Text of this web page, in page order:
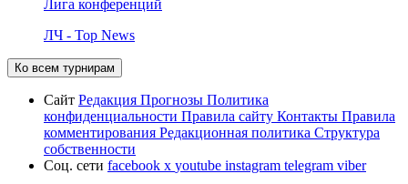
Лига конференций
ЛЧ - Top News
Ко всем турнирам
Сайт Редакция Прогнозы Политика
конфиденциальности Правила сайту Контакты Правила
комментирования Редакционная политика Структура
собственности
Соц. сети facebook x youtube instagram telegram viber